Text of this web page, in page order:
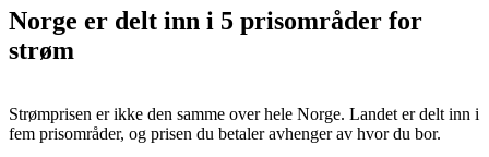
Norge er delt inn i 5 prisområder for
strøm
Strømprisen er ikke den samme over hele Norge. Landet er delt inn i
fem prisområder, og prisen du betaler avhenger av hvor du bor.